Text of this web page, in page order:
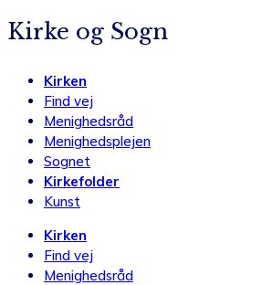
Kirke og Sogn
Kirken
Find vej
Menighedsråd
Menighedsplejen
Sognet
Kirkefolder
Kunst
Kirken
Find vej
Menighedsråd